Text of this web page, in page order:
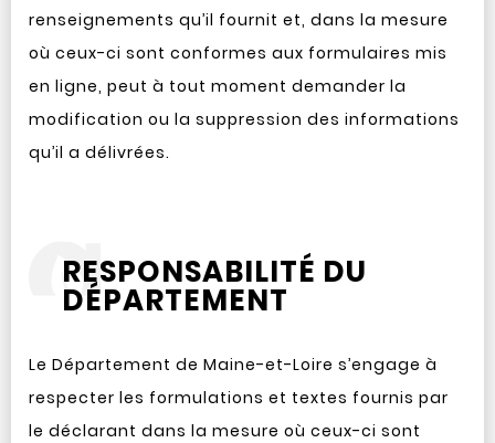
renseignements qu’il fournit et, dans la mesure
où ceux-ci sont conformes aux formulaires mis
en ligne, peut à tout moment demander la
modification ou la suppression des informations
qu’il a délivrées.
RESPONSABILITÉ DU
DÉPARTEMENT
Le Département de Maine-et-Loire s’engage à
respecter les formulations et textes fournis par
le déclarant dans la mesure où ceux-ci sont